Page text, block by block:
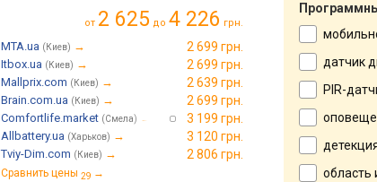
от 2 625 до 4 226 грн.
MTA.ua (Киев) → 2 699 грн.
Itbox.ua (Киев) → 2 699 грн.
Mallprix.com (Киев) → 2 639 грн.
Brain.com.ua (Киев) → 2 699 грн.
Comfortlife.market (Смела) → 3 199 грн.
Allbattery.ua (Харьков) → 3 120 грн.
Tviy-Dim.com (Киев) → 2 806 грн.
Сравнить цены 29 →
датчик
PIR-
область